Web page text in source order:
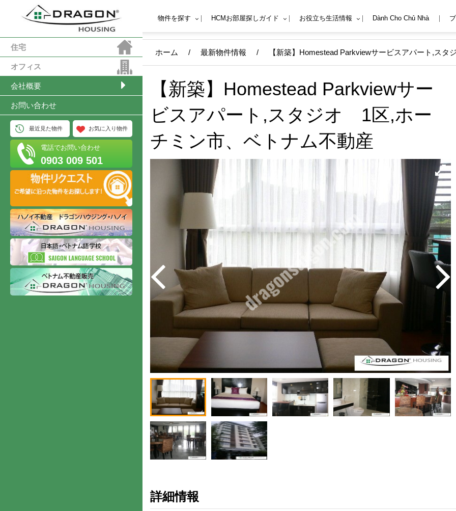
住宅
オフィス
会社概要
お問い合わせ
最近見た物件 お気に入り物件
電話でお問い合わせ
0903 009 501
物件を探す HCMお部屋探しガイド お役立ち生活情報 Dành Cho Chủ Nhà
ホーム / 最新物件情報 / 【新築】Homestead Parkviewサービスアパート,ス
【新築】Homestead Parkviewサー
ビスアパート,スタジオ 1区,ホー
チミン市、ベトナム不動産
詳細情報